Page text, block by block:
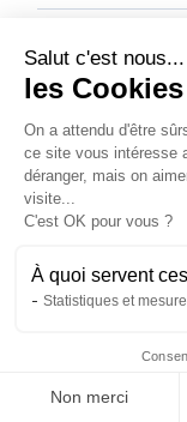
Inès
17/7/24
Vous
Salut c'est nous...
les
On a attendu d'être
ce site vous intéresse
déranger, mais on
visite...
C'est OK pour vous ?
À quoi servent
Statistiques et
Non merci